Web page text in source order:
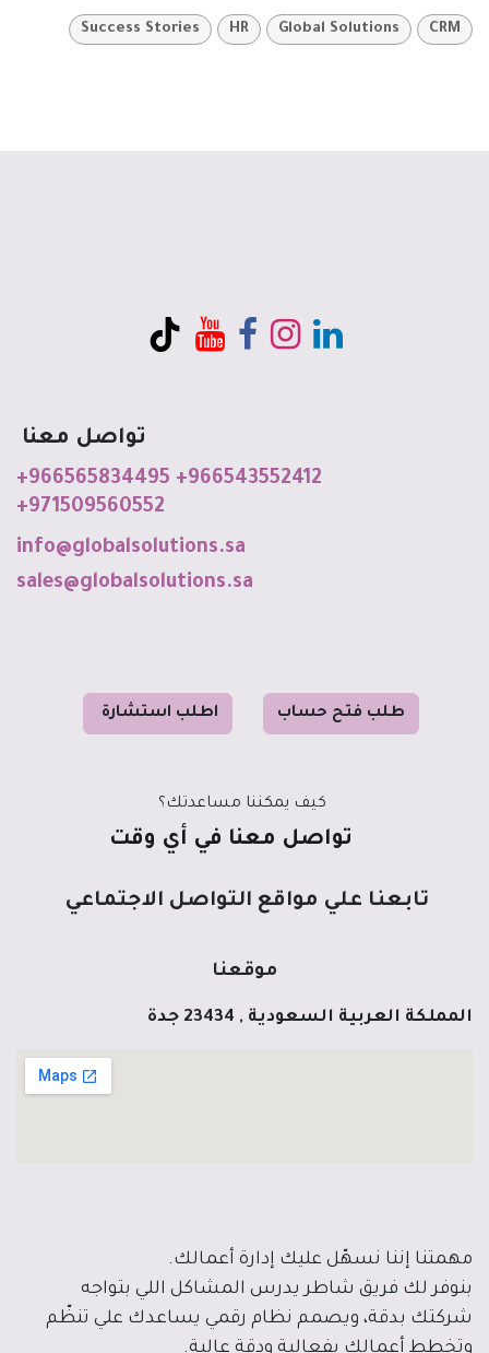
CRM
Global Solutions
HR
Success Stories
تواصل معنا
+966565834495 +966543552412
+971509560552
info@globalsolutions.sa
sales@globalsolutions.sa
طلب فتح حساب اطلب استشارة
كيف يمكننا مساعدتك؟
تواصل معنا في أي وقت
تابعنا علي مواقع التواصل الاجتماعي
موقعنا
المملكة العربية السعودية , 23434 جدة
مهمتنا إننا نسهّل عليك إدارة أعمالك.
بنوفر لك فريق شاطر يدرس المشاكل اللي بتواجه
شركتك بدقة، ويصمم نظام رقمي يساعدك علي تنظّم
وتخطط أعمالك بفعالية ودقة عالية.